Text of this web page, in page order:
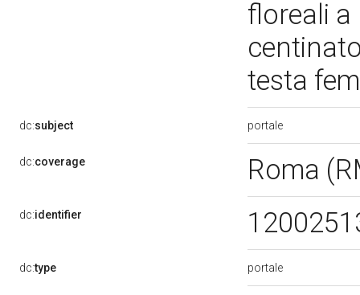
floreali a
testa
dc:subject portale
dc:coverage Roma
dc:identifier
dc:type portale